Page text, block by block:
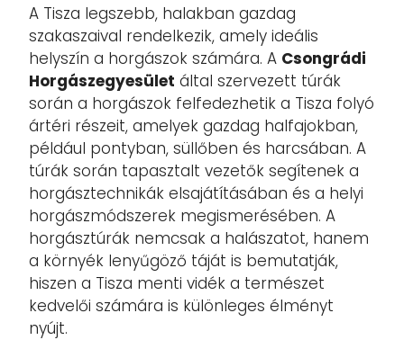
A Tisza legszebb, halakban gazdag
szakaszaival rendelkezik, amely ideális
helyszín a horgászok számára. A Csongrádi
Horgászegyesület által szervezett túrák
során a horgászok felfedezhetik a Tisza folyó
ártéri részeit, amelyek gazdag halfajokban,
például pontyban, süllőben és harcsában. A
túrák során tapasztalt vezetők segítenek a
horgásztechnikák elsajátításában és a helyi
horgászmódszerek megismerésében. A
horgásztúrák nemcsak a halászatot, hanem
a környék lenyűgöző táját is bemutatják,
hiszen a Tisza menti vidék a természet
kedvelői számára is különleges élményt
nyújt.